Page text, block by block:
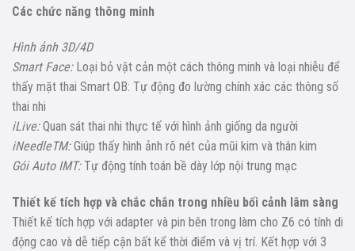
Các chức năng thông minh
Hình ảnh 3D/4D
Smart Face:Loại bỏ vật cản một cách thông minh và loại nhiễu để
thấy mặt thai Smart OB: Tự động đo lường chính xác các thông số
thai nhi
iLive:Quan sát thai nhi thực tế với hình ảnh giống da người
iNeedleTM:Giúp thấy hình ảnh rõ nét của mũi kim và thân kim
Gói Auto IMT:Tự động tính toán bề dày lớp nội trung mạc
Thiết kế tích hợp và chắc chắn trong nhiều bối cảnh lâm sàng
Thiết kế tích hợp với adapter và pin bên trong làm cho Z6 có tính di
động cao và dễ tiếp cận bất kể thời điểm và vị trí. Kết hợp với 3